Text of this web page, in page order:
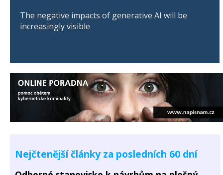
The negative impacts of generative AI will be
increasingly visible
Nejčtenější články za posledních 60 dní